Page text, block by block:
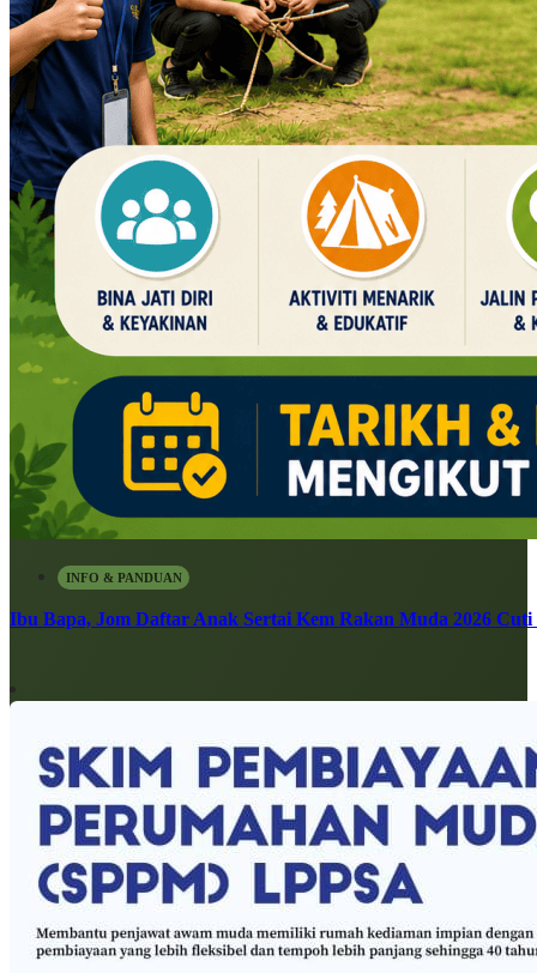
INFO & PANDUAN
Ibu Bapa, Jom Daftar Anak Sertai Kem Rakan Muda 2026